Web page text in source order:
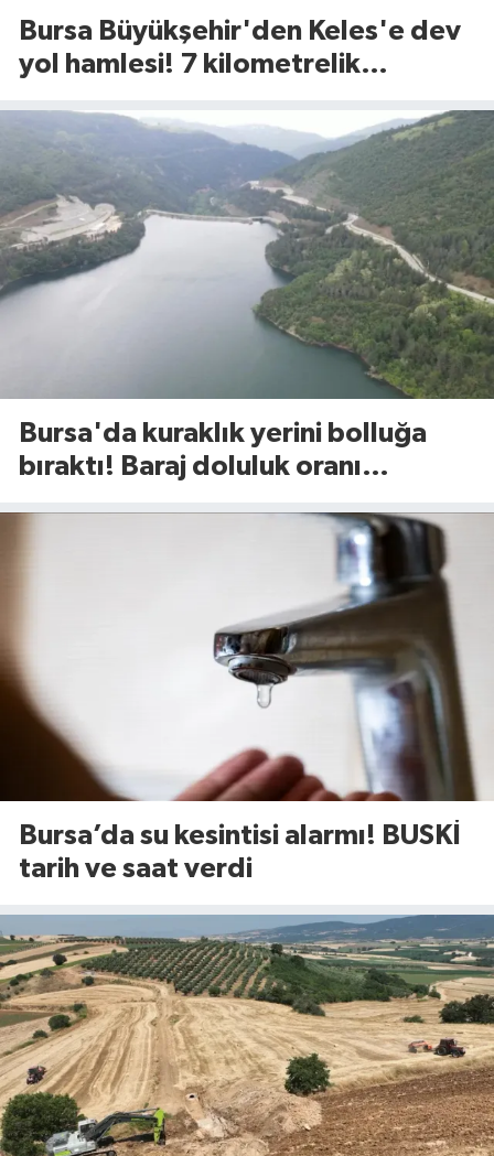
Bursa Büyükşehir'den Keles'e dev
yol hamlesi! 7 kilometrelik
Bursa'da kuraklık yerini bolluğa
bıraktı! Baraj doluluk oranı
Bursa’da su kesintisi alarmı! BUSKİ
tarih ve saat verdi